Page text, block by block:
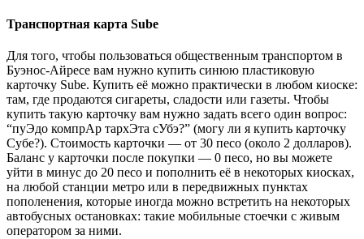
Транспортная карта Sube
Для того, чтобы пользоваться общественным транспортом в
Буэнос-Айресе вам нужно купить синюю пластиковую
карточку Sube. Купить её можно практически в любом киоске:
там, где продаются сигареты, сладости или газеты. Чтобы
купить такую карточку вам нужно задать всего один вопрос:
“пуЭдо компрАр тархЭта сУбэ?” (могу ли я купить карточку
Субе?). Стоимость карточки — от 30 песо (около 2 долларов).
Баланс у карточки после покупки — 0 песо, но вы можете
уйти в минус до 20 песо и пополнить её в некоторых киосках,
на любой станции метро или в передвижных пунктах
пополенения, которые иногда можно встретить на некоторых
автобусных остановках: такие мобильные стоечки с живым
оператором за ними.